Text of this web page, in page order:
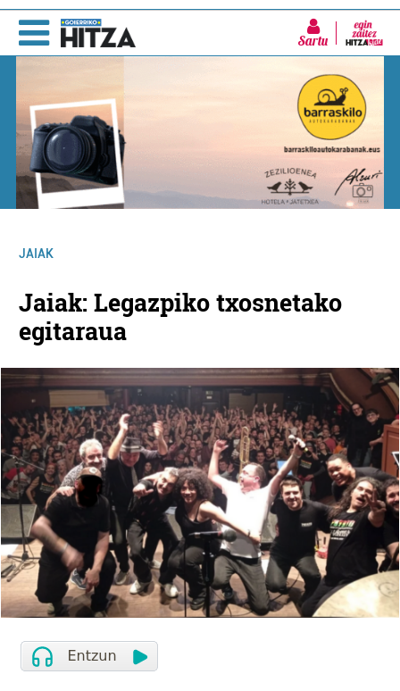
Sartu
JAIAK
Jaiak: Legazpiko txosnetako
egitaraua